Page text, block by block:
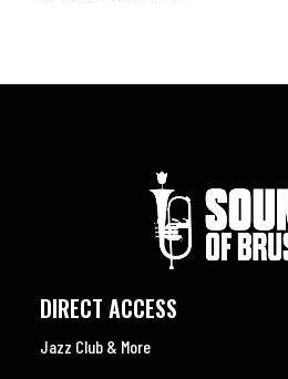
DIRECT ACCESS
Jazz Club & More